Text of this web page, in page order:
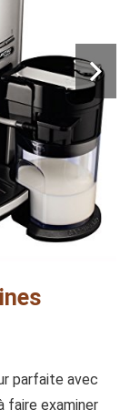
parfaite avec
faire examiner